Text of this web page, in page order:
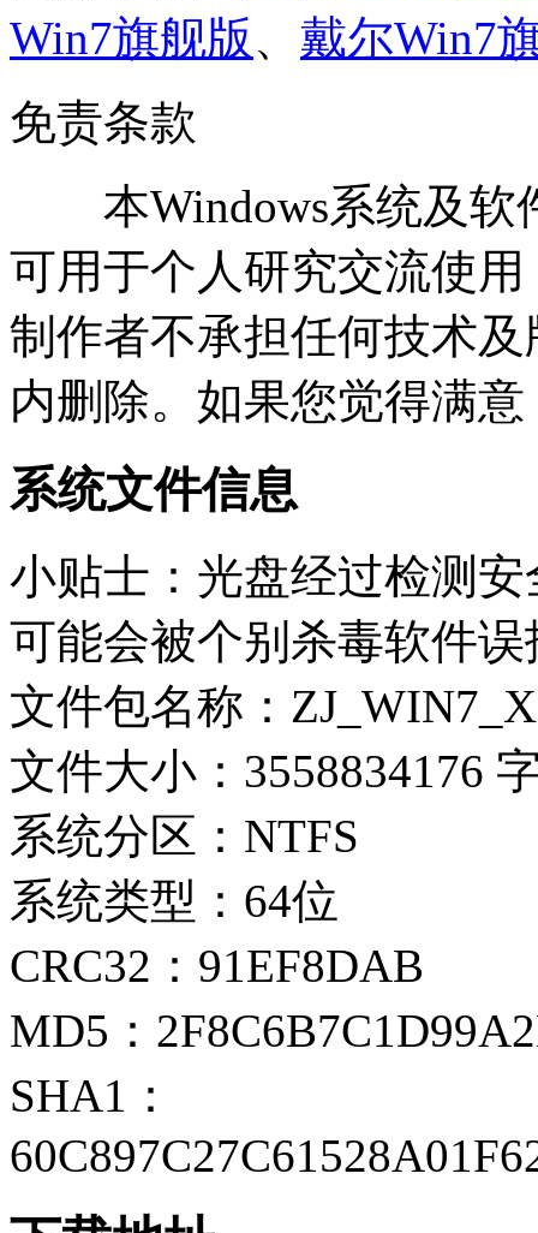
Win7旗舰版、 戴尔Win7
免责条款
本Windows系统及软
可用于个人研究交流使
制作者不承担任何技术
内删除。如果您觉得满
系统文件信息
小贴士：光盘经过检测
可能会被个别杀毒软件
文件包名称：
文件大小：3558834176
系统分区：NTFS
系统类型：64位
CRC32：91EF8DAB
MD5：
SHA1：